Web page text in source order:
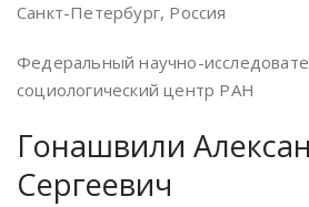
Санкт-Петербург, Россия
Федеральный научно-
социологический центр РАН
Гонашвили
Сергеевич